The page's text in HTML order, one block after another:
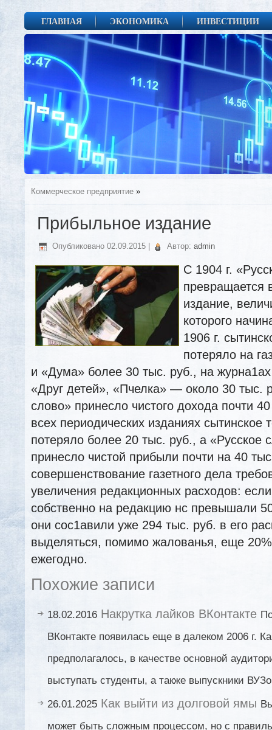
ГЛАВНАЯ ЭКОНОМИКА ИНВЕСТИЦИИ
Коммерческое предприятие »
Прибыльное издание
Опубликовано 02.09.2015 Автор: admin
С 1904 г.
превращается
издание,
которого
1906 г.
потеряло на
и «Дума» более 30 тыс. руб., на журна1ах
«Друг детей», «Пчелка» — около 30 тыс.
слово» принесло чистого дохода почти
всех периодических изданиях сытинское
потеряло более 20 тыс. руб., а «Русское
принесло чистой прибыли почти на 40
совершенствование газетного дела
увеличения редакционных расходов:
собственно на редакцию нс превышали
они сос1авили уже 294 тыс. руб. в его
выделяться, помимо жалованья, еще
ежегодно.
Похожие записи
18.02.2016 Накрутка лайков ВКонтакте
ВКонтакте появилась еще в далеком 2006 г.
предполагалось, в качестве основной
выступать студенты, а также выпускники
26.01.2025 Как выйти из долговой ямы
может быть сложным процессом, но с